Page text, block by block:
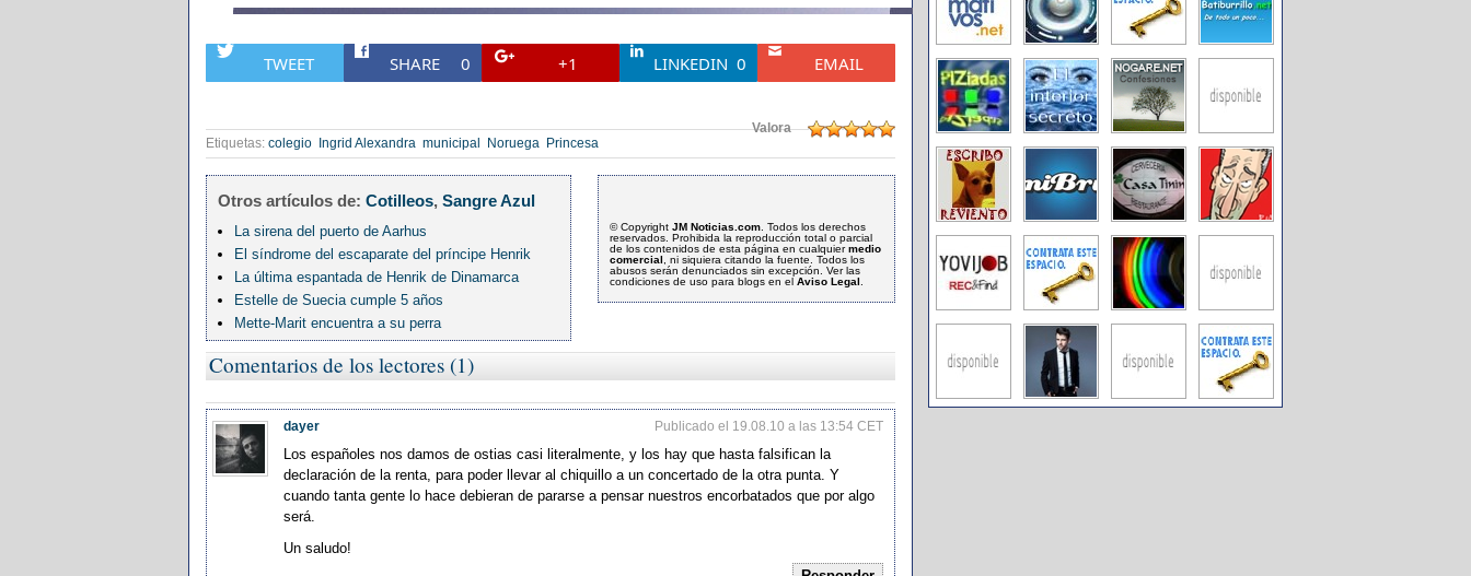
TWEET SHARE 0 +1 LINKEDIN 0 EMAIL
Valora
Etiquetas: colegio Ingrid Alexandra municipal Noruega Princesa
Otros artículos de: Cotilleos, Sangre Azul
La sirena del puerto de Aarhus
El síndrome del escaparate del príncipe Henrik
La última espantada de Henrik de Dinamarca
Estelle de Suecia cumple 5 años
Mette-Marit encuentra a su perra
© Copyright JM Noticias.com . Todos los derechos
reservados. Prohibida la reproducción total o parcial
de los contenidos de esta página en cualquiermedio
comercial , ni siquiera citando la fuente. Todos los
abusos serán denunciados sin excepción. Ver las
condiciones de uso para blogs en el Aviso Legal
Comentarios de los lectores (1)
dayer Publicado el 19.08.10 a las 13:54 CET
Los españoles nos damos de ostias casi literalmente, y los hay que hasta falsifican la
declaración de la renta, para poder llevar al chiquillo a un concertado de la otra punta. Y
cuando tanta gente lo hace debieran de pararse a pensar nuestros encorbatados que por algo
será.
Un saludo!